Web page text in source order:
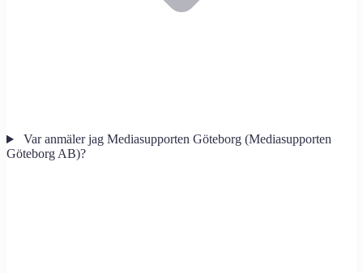
Var anmäler jag Mediasupporten Göteborg (Mediasupporten
Göteborg AB)?